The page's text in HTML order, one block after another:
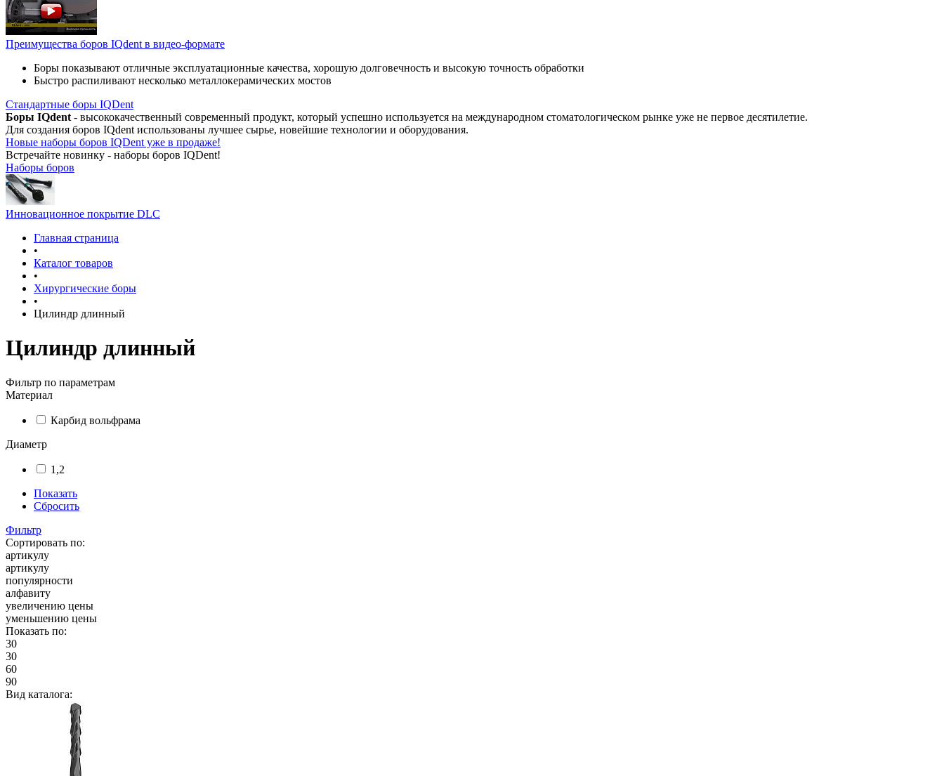
Преимущества боров IQdent в видео-формате
Боры показывают отличные эксплуатационные качества, хорошую долговечность и высокую точность обработки
Быстро распиливают несколько металлокерамических мостов
Стандартные боры IQDent
Боры IQdent - высококачественный современный продукт, который успешно используется на международном стоматологическом рынке уже не первое десятилетие.
Для создания боров IQdent использованы лучшее сырье, новейшие технологии и оборудования.
Новые наборы боров IQDent уже в продаже!
Встречайте новинку - наборы боров IQDent!
Наборы боров
Инновационное покрытие DLC
Главная страница
•
Каталог товаров
•
Хирургические боры
•
Цилиндр длинный
Цилиндр длинный
Фильтр по параметрам
Материал
Карбид вольфрама
Диаметр
1,2
Показать
Сбросить
Фильтр
Сортировать по:
артикулу
артикулу
популярности
алфавиту
увеличению цены
уменьшению цены
Показать по:
30
30
60
90
Вид каталога: